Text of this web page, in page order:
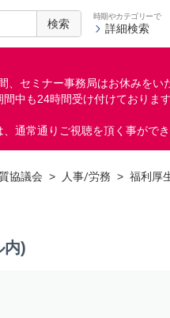
検索
時期やカテゴリーで
詳細検索
セミナー事務局はお休みをい
中も24時間受け付けており
通常通りご視聴を頂く事ができ
協議会 > 人事/労務 > 福利厚
内)